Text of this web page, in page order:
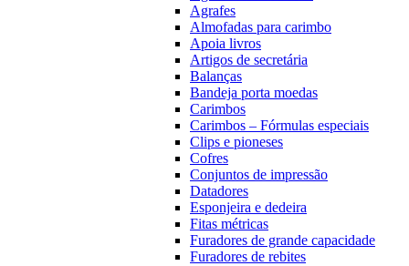
Agrafes
Almofadas para carimbo
Apoia livros
Artigos de secretária
Balanças
Bandeja porta moedas
Carimbos
Carimbos – Fórmulas especiais
Clips e pioneses
Cofres
Conjuntos de impressão
Datadores
Esponjeira e dedeira
Fitas métricas
Furadores de grande capacidade
Furadores de rebites